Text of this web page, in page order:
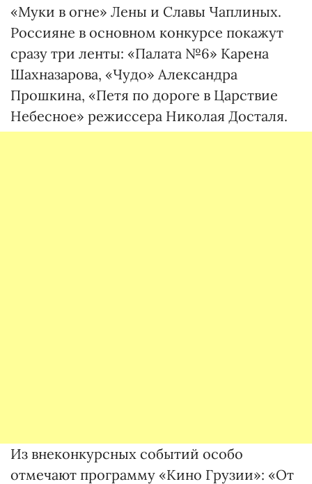
«Муки в огне» Лены и Славы Чаплиных.
Россияне в основном конкурсе покажут
сразу три ленты: «Палата №6» Карена
Шахназарова, «Чудо» Александра
Прошкина, «Петя по дороге в Царствие
Небесное» режиссера Николая Досталя.
Из внеконкурсных событий особо
отмечают программу «Кино Грузии»: «От